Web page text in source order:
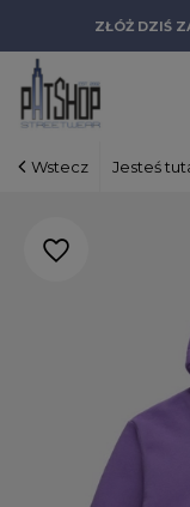
ZŁÓŻ DZIŚ
Wstecz Jesteś